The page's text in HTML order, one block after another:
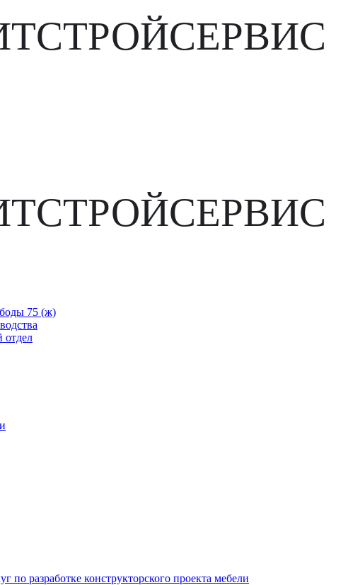
75 (ж)
отдел
по разработке конструкторского проекта мебели